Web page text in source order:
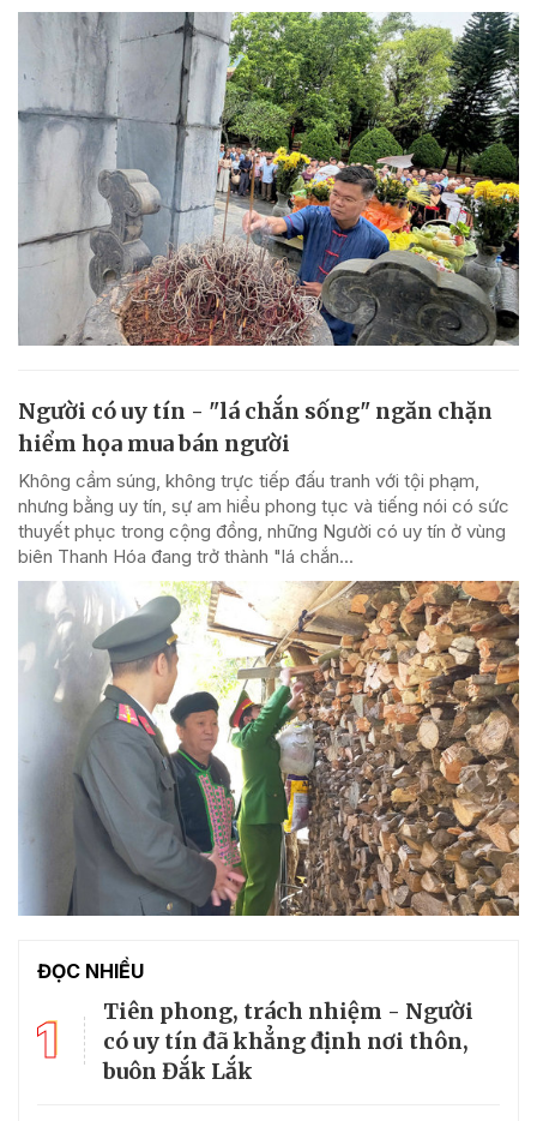
Người có uy tín - "lá chắn sống" ngăn chặn
hiểm họa mua bán người
Không cầm súng, không trực tiếp đấu tranh với tội phạm,
nhưng bằng uy tín, sự am hiểu phong tục và tiếng nói có sức
thuyết phục trong cộng đồng, những Người có uy tín ở vùng
biên Thanh Hóa đang trở thành "lá chắn...
ĐỌC NHIỀU
1
Tiên phong, trách nhiệm - Người
có uy tín đã khẳng định nơi thôn,
buôn Đắk Lắk